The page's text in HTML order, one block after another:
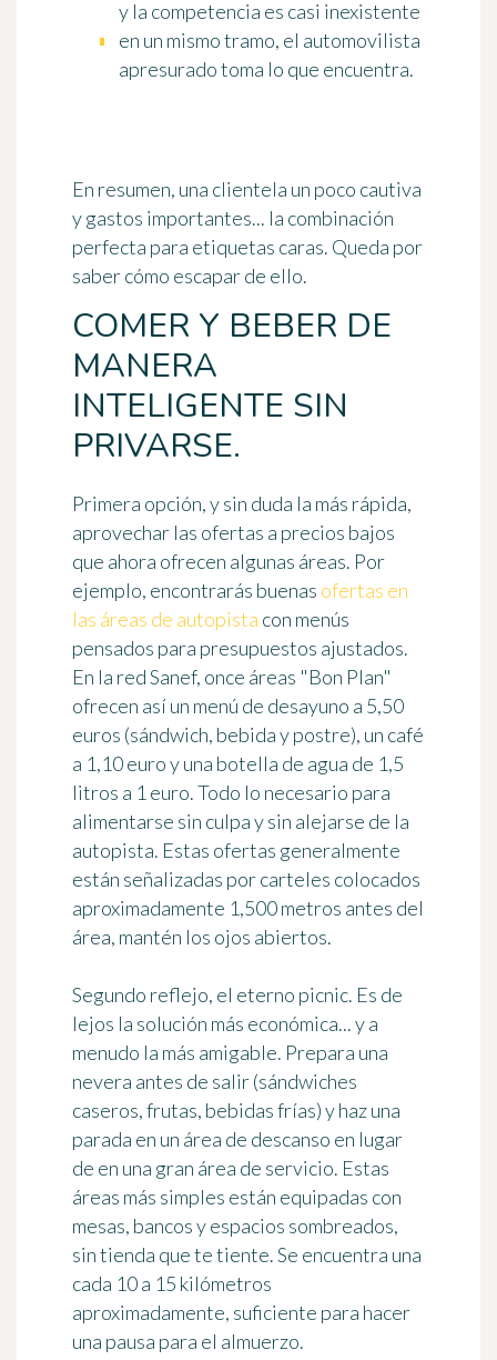
y la competencia es casi inexistente
en un mismo tramo, el automovilista
apresurado toma lo que encuentra.
En resumen, una clientela un poco cautiva
y gastos importantes... la combinación
perfecta para etiquetas caras. Queda por
saber cómo escapar de ello.
COMER Y BEBER DE
MANERA
INTELIGENTE SIN
PRIVARSE.
Primera opción, y sin duda la más rápida,
aprovechar las ofertas a precios bajos
que ahora ofrecen algunas áreas. Por
ejemplo, encontrarás buenas ofertas en
las áreas de autopista con menús
pensados para presupuestos ajustados.
En la red Sanef, once áreas "Bon Plan"
ofrecen así un menú de desayuno a 5,50
euros (sándwich, bebida y postre), un café
a 1,10 euroy una botella de agua de 1,5
litros a 1 euro. Todo lo necesario para
alimentarse sin culpa y sin alejarse de la
autopista. Estas ofertas generalmente
están señalizadas por carteles colocados
aproximadamente 1,500 metros antes del
área, mantén los ojos abiertos.
Segundo reflejo, el eterno picnic. Es de
lejos la solución más económica... y a
menudo la más amigable. Prepara una
nevera antes de salir (sándwiches
caseros, frutas, bebidas frías) y haz una
parada en un área de descanso en lugar
de en una gran área de servicio. Estas
áreas más simples están equipadas con
mesas, bancos y espacios sombreados,
sin tienda que te tiente. Se encuentra una
cada 10 a 15 kilómetros
aproximadamente, suficiente para hacer
una pausa para el almuerzo.